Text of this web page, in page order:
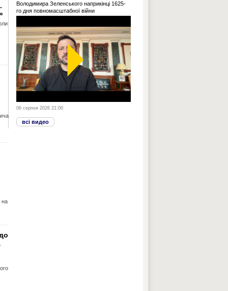
на
Володимира Зеленського наприкінці 1625-
го дня повномасштабної війни
06 серпня 2026 21:00
всі видео